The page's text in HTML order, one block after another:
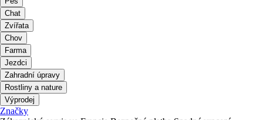
Chat
Zvířata
Chov
Farma
Jezdci
Zahradní úpravy
Rostliny a nature
Výprodej
Značky